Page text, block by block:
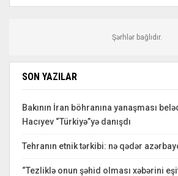
Şərhlər bağlıdır.
SON YAZILAR
Bakının İran böhranına yanaşması
Hacıyev “Türkiyə”yə danışdı
Tehranın etnik tərkibi: nə qədər
“Tezliklə onun şəhid olması xəbərini